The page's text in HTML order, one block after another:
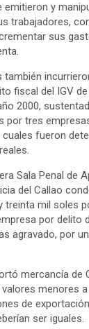
emitieron y
trabajadores,
sus
fiscal del IGV
2000,
por tres
fueron
Sala Penal de
del Callao
treinta mil soles
por delito
agravado, por
mercancía de
valores menores
de
ser iguales.